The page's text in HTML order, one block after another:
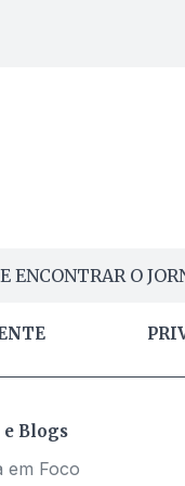
ENCONTRAR O
e Blogs
em Foco